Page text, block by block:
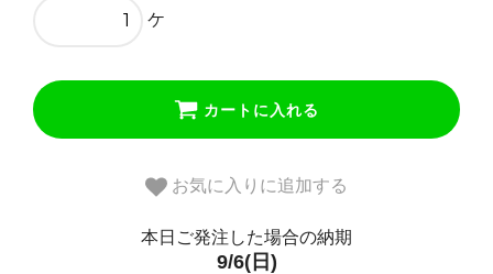
173,250円(税込)
ケ
カートに入れる
お気に入りに追加する
本日ご発注した場合の納期
9/6(日)